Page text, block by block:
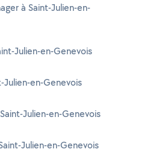
à Saint-Julien-en-
Julien-en-Genevois
Julien-en-Genevois
Julien-en-Genevois
Julien-en-Genevois